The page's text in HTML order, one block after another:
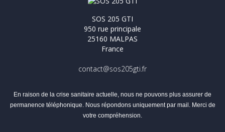
SOS 205 GTI
950 rue principale
25160 MALPAS
France
contact@sos205gti.fr
En raison de la crise sanitaire actuelle, nous ne pouvons plus assurer de
permanence téléphonique. Nous répondons uniquement par mail. Merci de
votre compréhension.